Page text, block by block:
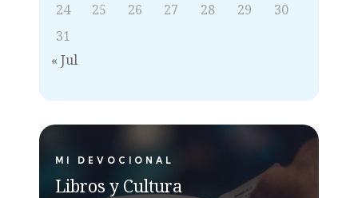
24
25 26 27 28 29
30
31
« Jul
MI DEVOCIONAL
Libros y Cultura